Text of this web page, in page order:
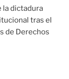
la dictadura
tras el
de Derechos